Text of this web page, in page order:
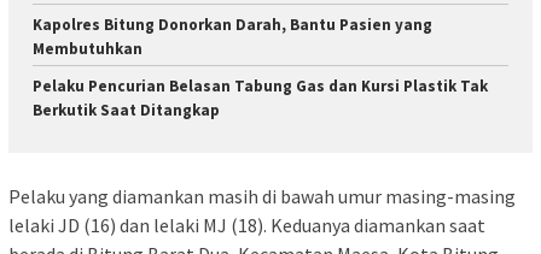
Kapolres Bitung Donorkan Darah, Bantu Pasien yang
Membutuhkan
Pelaku Pencurian Belasan Tabung Gas dan Kursi Plastik Tak
Berkutik Saat Ditangkap
Pelaku yang diamankan masih di bawah umur masing-masing
lelaki JD (16) dan lelaki MJ (18). Keduanya diamankan saat